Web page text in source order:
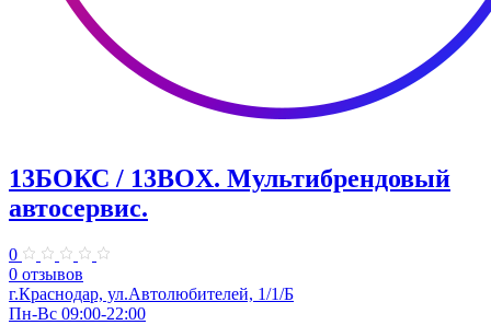
13БОКС / 13BOX. ​Мультибрендовый
автосервис.
0
0 отзывов
г.Краснодар, ул.Автолюбителей, 1/1/Б
Пн-Вс 09:00-22:00